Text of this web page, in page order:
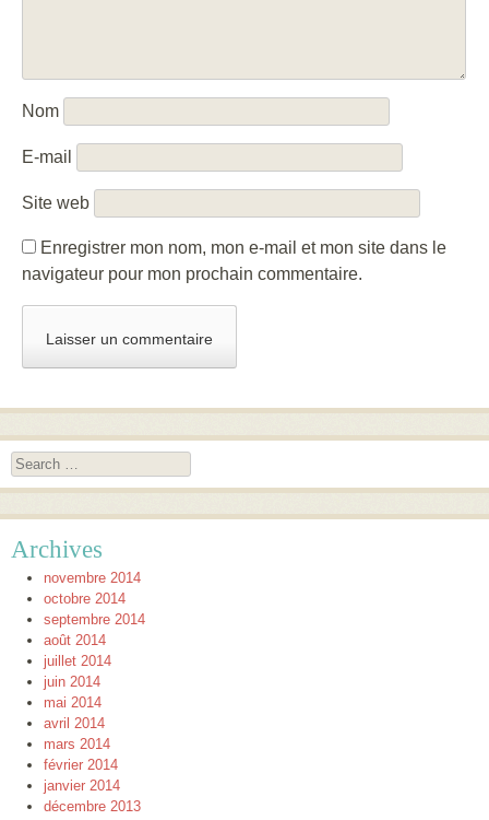
Nom
E-mail
Site web
Enregistrer mon nom, mon e-mail et mon site dans le
navigateur pour mon prochain commentaire.
Search
Archives
novembre 2014
octobre 2014
septembre 2014
août 2014
juillet 2014
juin 2014
mai 2014
avril 2014
mars 2014
février 2014
janvier 2014
décembre 2013